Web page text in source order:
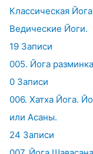
Классическая
Ведические Йоги.
19 Записи
005. Йога
0 Записи
006. Хатха Йога.
или Асаны.
24 Записи